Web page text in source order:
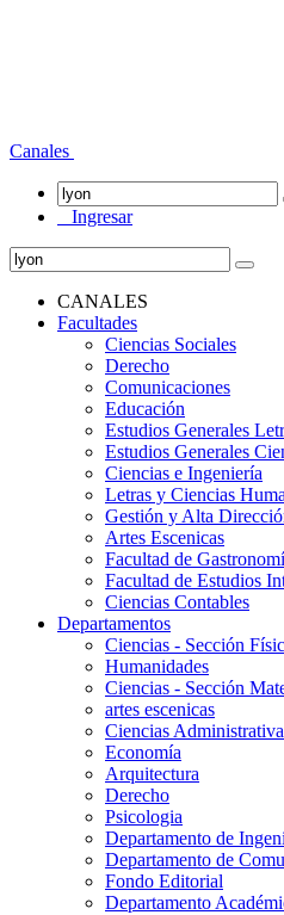
Canales
Ingresar
CANALES
Facultades
Ciencias Sociales
Derecho
Comunicaciones
Educación
Estudios Generales
Estudios Generales
Ciencias e Ingeniería
Letras y Ciencias
Gestión y Alta
Artes Escenicas
Facultad de
Facultad de Estudios
Ciencias Contables
Departamentos
Ciencias - Sección
Humanidades
Ciencias - Sección
artes escenicas
Ciencias
Economía
Arquitectura
Derecho
Psicologia
Departamento de
Departamento de
Fondo Editorial
Departamento